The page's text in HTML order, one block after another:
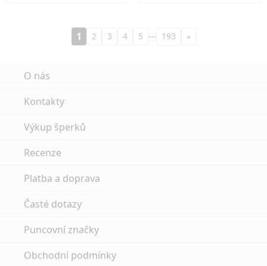
1 2 3 4 5 … 193 »
O nás
Kontakty
Výkup šperků
Recenze
Platba a doprava
Časté dotazy
Puncovní značky
Obchodní podmínky